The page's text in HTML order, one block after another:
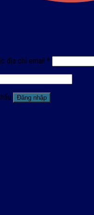
địa chỉ email *
Đăng nhập